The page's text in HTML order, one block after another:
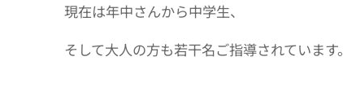
現在は年中さんから中学生、
そして大人の方も若干名ご指導されています。